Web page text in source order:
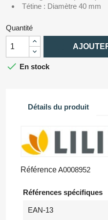
Tétine : Diamètre 40 mm
Quantité
 En stock
Détails du produit
RéférenceA0008952
Références spécifiques
EAN-13